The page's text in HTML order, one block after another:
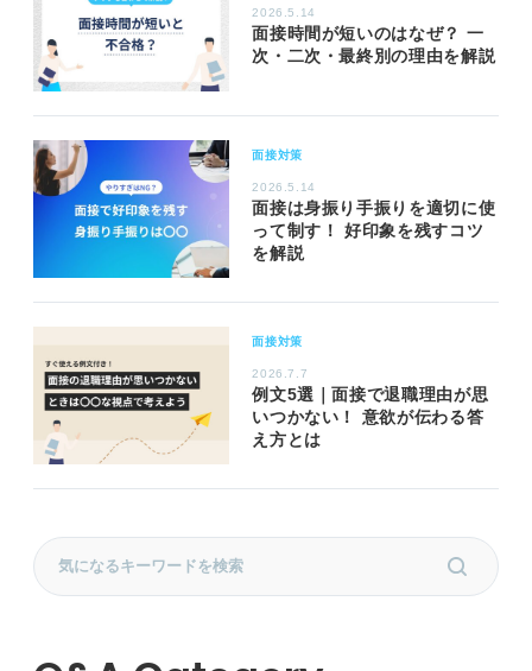
2026.5.14
面接時間が短いのはなぜ？ 一
次・二次・最終別の理由を解説
面接対策
2026.5.14
面接は身振り手振りを適切に使
って制す！ 好印象を残すコツ
を解説
面接対策
2026.7.7
例文5選｜面接で退職理由が思
いつかない！ 意欲が伝わる答
え方とは